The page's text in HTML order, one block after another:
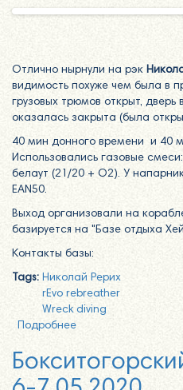
Отлично нырнули на рэк
видимость похуже чем была в
грузовых трюмов открыт,
оказалась закрыта (была
40 мин донного времени и 40
Использовались газовые
белаут (21/20 + O2). У
EAN50.
Выход организовали на
базируется на "Базе отдыха
Контакты базы:
Tags: Николай Рерих
rEvo rebreather
Wreck diving
Подробнее